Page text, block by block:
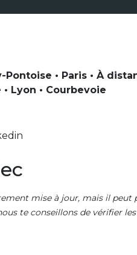
• Paris • À
Lyon • Courbevoie
mise à jour, mais il peut
te conseillons de vérifier